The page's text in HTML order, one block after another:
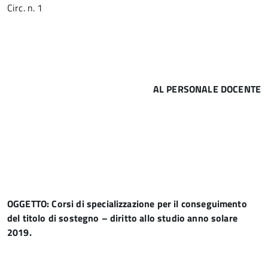
Circ. n. 1
AL PERSONALE DOCENTE
OGGETTO: Corsi di specializzazione per il conseguimento
del titolo di sostegno – diritto allo studio anno solare
2019.